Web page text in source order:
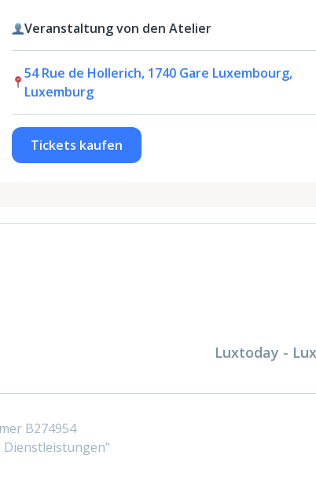
Veranstaltung von den Atelier
54 Rue de Hollerich, 1740 Gare Luxembourg,
Luxemburg
Tickets kaufen
Luxtoday -
B274954
Dienstleistungen"